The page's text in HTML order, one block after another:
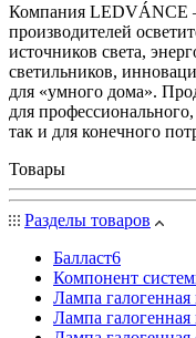
Компания LEDVÁNCE
производителей
источников света,
светильников,
для «умного дома».
для
так и для конечного
Товары
Разделы товаров
Балласт6
Компонент
Лампа галогенная
Лампа галогенная